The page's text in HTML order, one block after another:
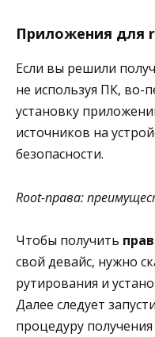
Приложения для
Если вы решили
не используя ПК, во-
установку
источников на
безопасности.
Root-права:
Чтобы получить
свой девайс, нужно
рутирования и
Далее следует
процедуру